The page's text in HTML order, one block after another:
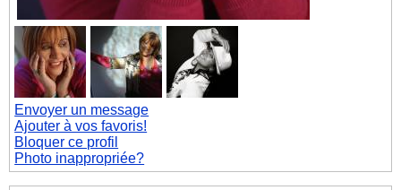
Envoyer un message
Ajouter à vos favoris!
Bloquer ce profil
Photo inappropriée?